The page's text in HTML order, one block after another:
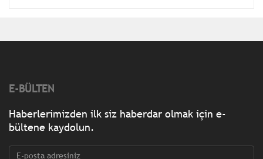
Haberlerimizden ilk siz haberdar olmak için e-
bültene kaydolun.